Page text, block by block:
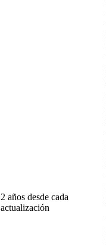
2 años desde cada
actualización